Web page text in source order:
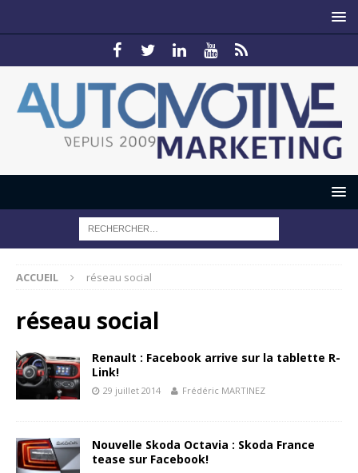
ACCUEIL réseau social
réseau social
Renault : Facebook arrive sur la tablette R-
Link!
29 juillet 2014 Frédéric MARTINEZ
Nouvelle Skoda Octavia : Skoda France
tease sur Facebook!